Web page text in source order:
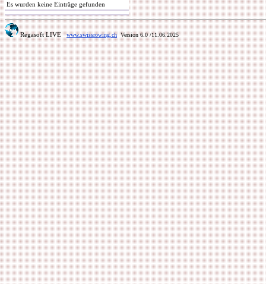
Es wurden keine Einträge gefunden
Regasoft LIVE www.swissrowing.chVersion 6.0/11.06.2025